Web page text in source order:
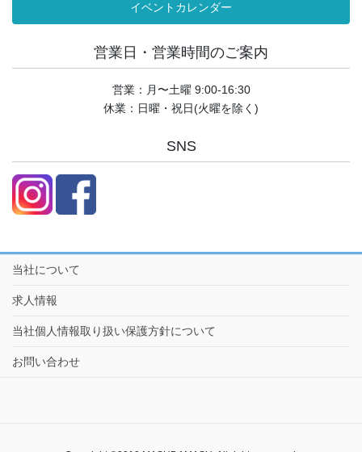
イベントカレンダー
営業日・営業時間のご案内
営業：月〜土曜 9:00-16:30
休業：日曜・祝日(火曜を除く)
SNS
当社について
求人情報
当社個人情報取り扱い保護方針について
お問い合わせ